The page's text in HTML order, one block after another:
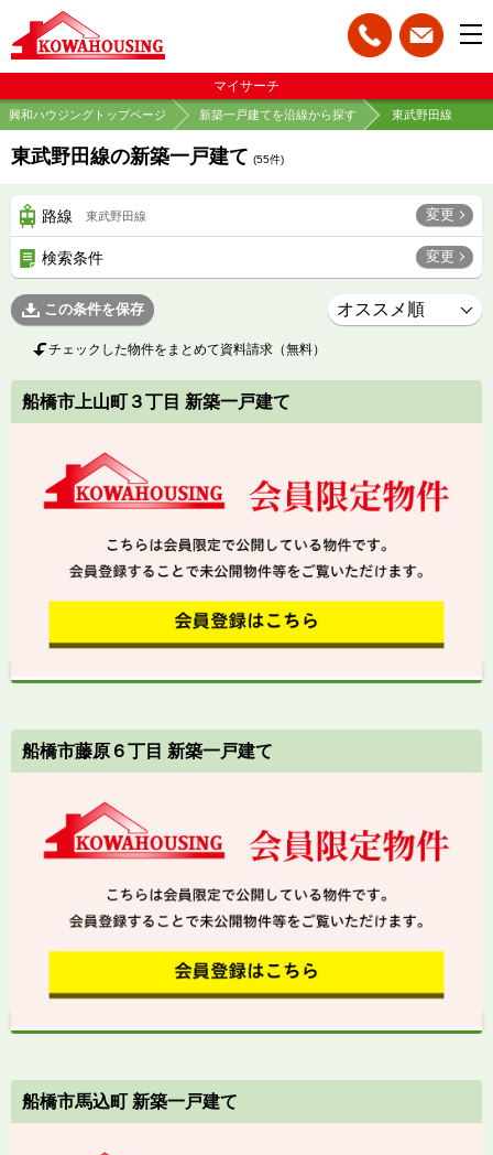
マイサーチ
興和ハウジングトップページ 新築一戸建てを沿線から探す 東武野田線
東武野田線の新築一戸建て (55件)
路線 東武野田線 変更
検索条件 変更
この条件を保存
チェックした物件をまとめて資料請求（無料）
船橋市上山町３丁目 新築一戸建て
船橋市藤原６丁目 新築一戸建て
船橋市馬込町 新築一戸建て